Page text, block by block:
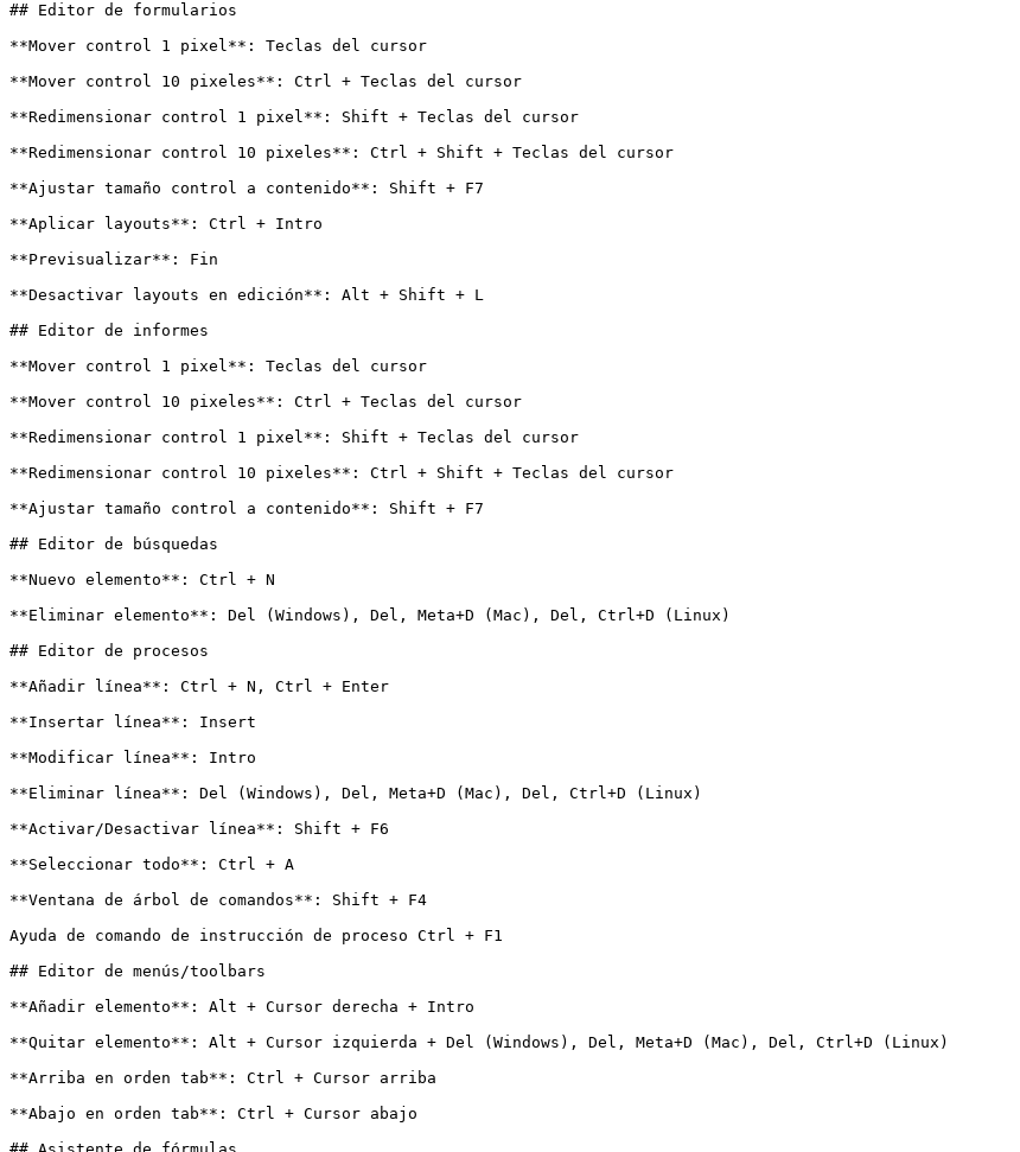
## Editor de formularios
**Mover control 1 pixel**: Teclas del cursor
**Mover control 10 pixeles**: Ctrl + Teclas del cursor
**Redimensionar control 1 pixel**: Shift + Teclas del cursor
**Redimensionar control 10 pixeles**: Ctrl + Shift + Teclas del cursor
**Ajustar tamaño control a contenido**: Shift + F7
**Aplicar layouts**: Ctrl + Intro
**Previsualizar**: Fin
**Desactivar layouts en edición**: Alt + Shift + L
## Editor de informes
**Mover control 1 pixel**: Teclas del cursor
**Mover control 10 pixeles**: Ctrl + Teclas del cursor
**Redimensionar control 1 pixel**: Shift + Teclas del cursor
**Redimensionar control 10 pixeles**: Ctrl + Shift + Teclas del cursor
**Ajustar tamaño control a contenido**: Shift + F7
## Editor de búsquedas
**Nuevo elemento**: Ctrl + N
**Eliminar elemento**: Del (Windows), Del, Meta+D (Mac), Del, Ctrl+D (Linux)
## Editor de procesos
**Añadir línea**: Ctrl + N, Ctrl + Enter
**Insertar línea**: Insert
**Modificar línea**: Intro
**Eliminar línea**: Del (Windows), Del, Meta+D (Mac), Del, Ctrl+D (Linux)
**Activar/Desactivar línea**: Shift + F6
**Seleccionar todo**: Ctrl + A
**Ventana de árbol de comandos**: Shift + F4
Ayuda de comando de instrucción de proceso Ctrl + F1
## Editor de menús/toolbars
**Añadir elemento**: Alt + Cursor derecha + Intro
**Quitar elemento**: Alt + Cursor izquierda + Del (Windows), Del, Meta+D (Mac), Del, Ctrl+D (Linux)
**Arriba en orden tab**: Ctrl + Cursor arriba
**Abajo en orden tab**: Ctrl + Cursor abajo